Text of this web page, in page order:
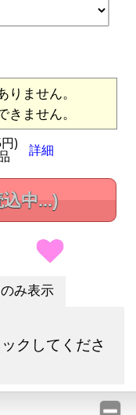
ません。
ません。
) 詳細
込中...)
み表示
クしてくださ